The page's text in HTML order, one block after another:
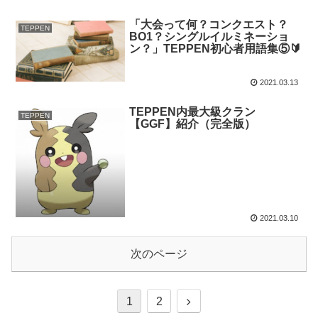
TEPPEN
「大会って何？コンクエスト？
BO1？シングルイルミネーショ
ン？」TEPPEN初心者用語集⑤🔰
2021.03.13
TEPPEN
TEPPEN内最大級クラン
【GGF】紹介（完全版）
2021.03.10
次のページ
1 2